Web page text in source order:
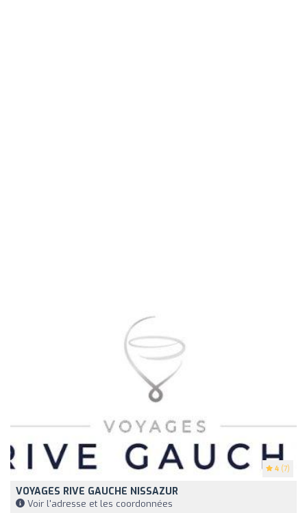
4 (7)
VOYAGES RIVE GAUCHE NISSAZUR
Voir l'adresse et les coordonnées